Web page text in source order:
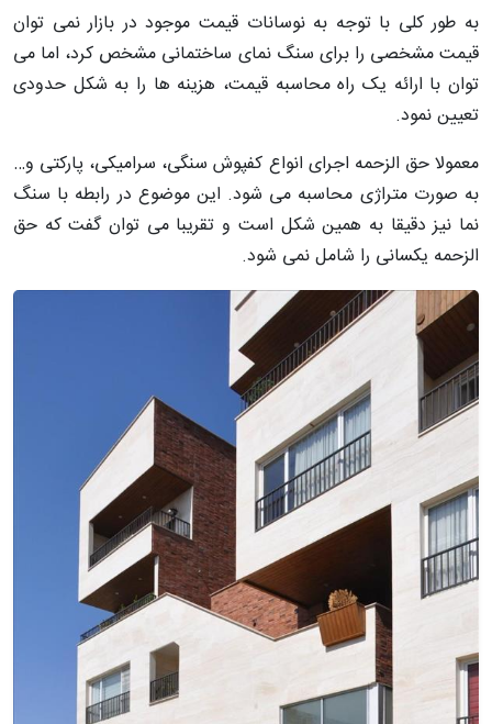
به طور کلی با توجه به نوسانات قیمت موجود در بازار نمی توان
قیمت مشخصی را برای سنگ نمای ساختمانی مشخص کرد، اما می
توان با ارائه یک راه محاسبه قیمت، هزینه ها را به شکل حدودی
تعیین نمود.
معمولا حق الزحمه اجرای انواع کفپوش سنگی، سرامیکی، پارکتی و…
به صورت متراژی محاسبه می شود. این موضوع در رابطه با سنگ
نما نیز دقیقا به همین شکل است و تقریبا می توان گفت که حق
الزحمه یکسانی را شامل نمی شود.